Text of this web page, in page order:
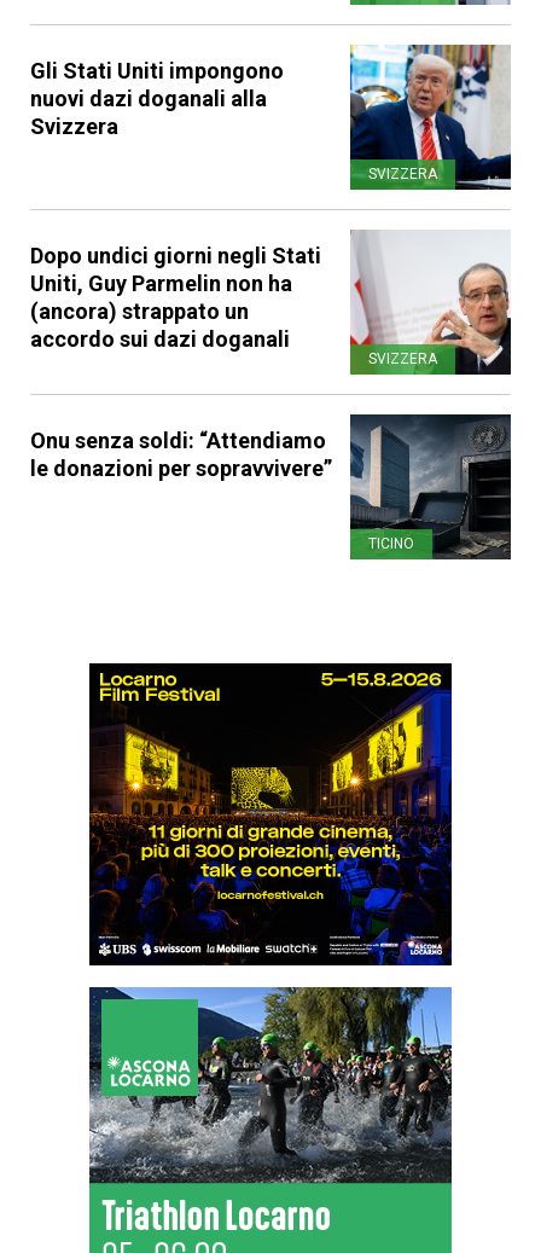
Gli Stati Uniti impongono
nuovi dazi doganali alla
Svizzera
SVIZZERA
Dopo undici giorni negli Stati
Uniti, Guy Parmelin non ha
(ancora) strappato un
accordo sui dazi doganali
SVIZZERA
Onu senza soldi: “Attendiamo
le donazioni per sopravvivere”
TICINO